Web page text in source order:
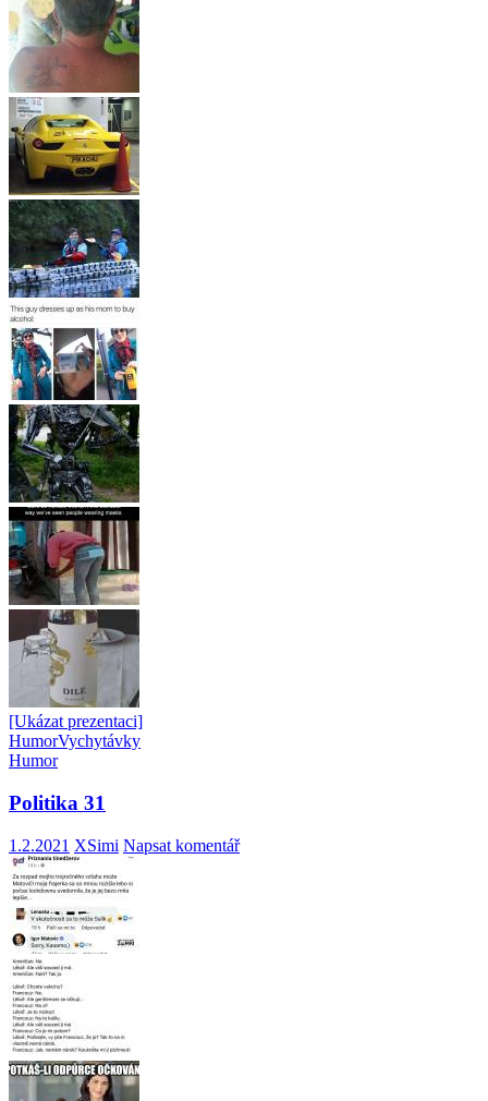
[Ukázat prezentaci]
HumorVychytávky
Humor
Politika 31
1.2.2021 XSimi Napsat komentář